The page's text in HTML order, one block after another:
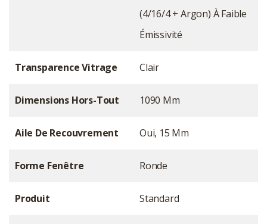
(4/16/4 + Argon) À Faible
Émissivité
Transparence Vitrage Clair
Dimensions Hors-Tout 1090 Mm
Aile De Recouvrement Oui, 15 Mm
Forme Fenêtre Ronde
Produit Standard